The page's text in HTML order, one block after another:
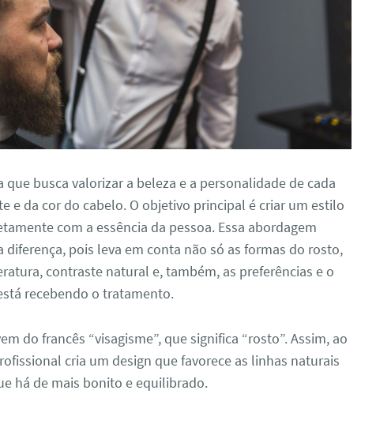
que busca valorizar a beleza e a personalidade de cada
e da cor do cabelo. O objetivo principal é criar um estilo
com a essência da pessoa. Essa abordagem
diferença, pois leva em conta não só as formas do rosto,
contraste natural e,também, as preferências e o
recebendo o tratamento.
do francês “visagisme”, que significa “rosto”. Assim, ao
cria um design que favorece as linhas naturais
há de mais bonito e equilibrado.